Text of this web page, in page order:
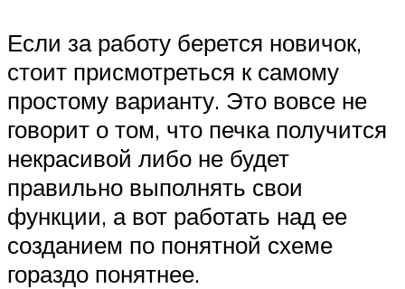
Если за работу берется новичок,
стоит присмотреться к самому
простому варианту. Это вовсе не
говорит о том, что печка получится
некрасивой либо не будет
правильно выполнять свои
функции, а вот работать над ее
созданием по понятной схеме
гораздо понятнее.